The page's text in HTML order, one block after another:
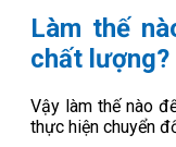
Làm thế
chất lượng?
Vậy làm thế nào
thực hiện chuyển